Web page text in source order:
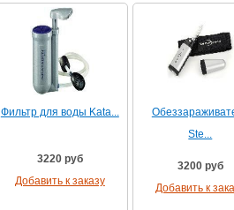
Фильтр для воды Kata...
3220 руб
Добавить к заказу
Ste...
3200 руб
Добавить к